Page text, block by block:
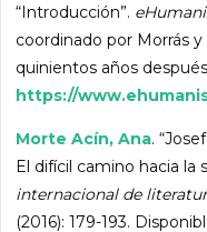
“Introducción”.
coordinado por Morrás
quinientos años
https://
Morte Acín, Ana.
El difícil camino hacia la
internacional de
(2016): 179-193.